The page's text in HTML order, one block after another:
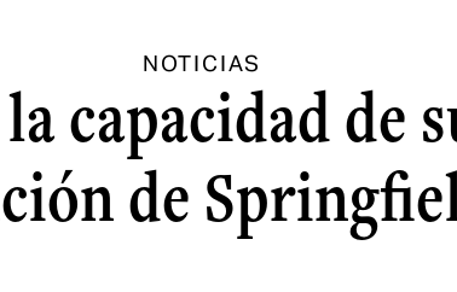
capacidad de
de
NOTICIAS